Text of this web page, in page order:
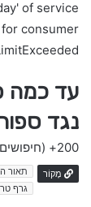
of service
consumer
עד כמה
נגד
200+
מָקוֹר תאור
גרף